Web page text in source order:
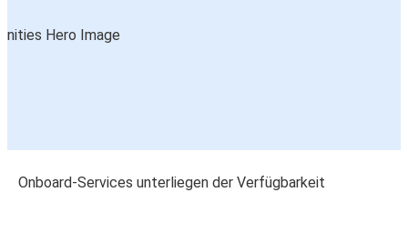
Onboard-Services unterliegen der Verfügbarkeit